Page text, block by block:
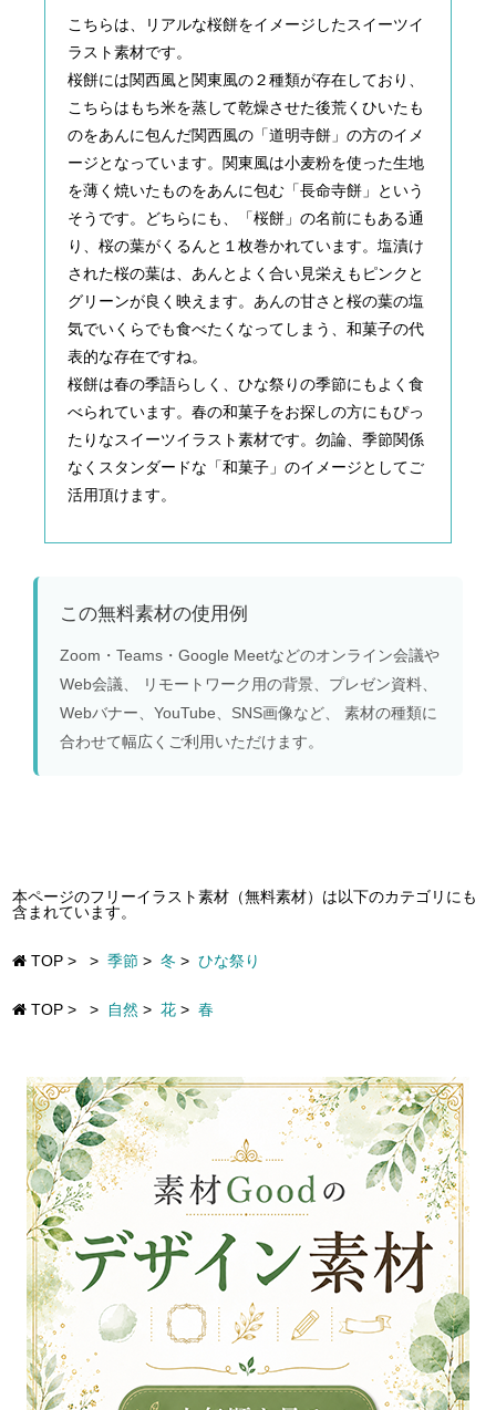
こちらは、リアルな桜餅をイメージしたスイーツイ
ラスト素材です。
桜餅には関西風と関東風の２種類が存在しており、
こちらはもち米を蒸して乾燥させた後荒くひいたも
のをあんに包んだ関西風の「道明寺餅」の方のイメ
ージとなっています。関東風は小麦粉を使った生地
を薄く焼いたものをあんに包む「長命寺餅」という
そうです。どちらにも、「桜餅」の名前にもある通
り、桜の葉がくるんと１枚巻かれています。塩漬け
された桜の葉は、あんとよく合い見栄えもピンクと
グリーンが良く映えます。あんの甘さと桜の葉の塩
気でいくらでも食べたくなってしまう、和菓子の代
表的な存在ですね。
桜餅は春の季語らしく、ひな祭りの季節にもよく食
べられています。春の和菓子をお探しの方にもぴっ
たりなスイーツイラスト素材です。勿論、季節関係
なくスタンダードな「和菓子」のイメージとしてご
活用頂けます。
この無料素材の使用例
Zoom・Teams・Google Meetなどのオンライン会議や
Web会議、 リモートワーク用の背景、プレゼン資料、
Webバナー、YouTube、SNS画像など、 素材の種類に
合わせて幅広くご利用いただけます。
本ページのフリーイラスト素材（無料素材）は以下のカテゴリにも
含まれています。
TOP > > 季節 > 冬 > ひな祭り
TOP > > 自然 > 花 > 春